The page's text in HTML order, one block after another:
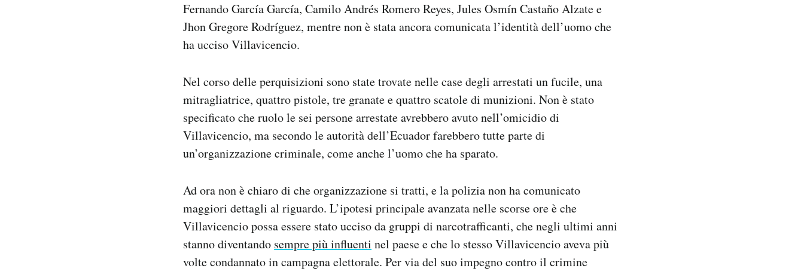
Fernando García García, Camilo Andrés Romero Reyes, Jules Osmín Castaño Alzate e
Jhon Gregore Rodríguez, mentre non è stata ancora comunicata l’identità dell’uomo che
ha ucciso Villavicencio.
Nel corso delle perquisizioni sono state trovate nelle case degli arrestati un fucile, una
mitragliatrice, quattro pistole, tre granate e quattro scatole di munizioni. Non è stato
specificato che ruolo le sei persone arrestate avrebbero avuto nell’omicidio di
Villavicencio, ma secondo le autorità dell’Ecuador farebbero tutte parte di
un’organizzazione criminale, come anche l’uomo che ha sparato.
Ad ora non è chiaro di che organizzazione si tratti, e la polizia non ha comunicato
maggiori dettagli al riguardo. L’ipotesi principale avanzata nelle scorse ore è che
Villavicencio possa essere stato ucciso da gruppi di narcotrafficanti, che negli ultimi anni
stanno diventando sempre più influenti nel paese e che lo stesso Villavicencio aveva più
volte condannato in campagna elettorale. Per via del suo impegno contro il crimine